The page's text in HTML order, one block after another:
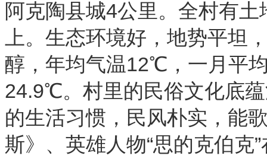
阿克陶县城4公里。全村有
上。生态环境好，地势平坦
醇，年均气温12℃，一月平
24.9℃。村里的民俗文化底
的生活习惯，民风朴实，能
斯》、英雄人物“思的克伯克